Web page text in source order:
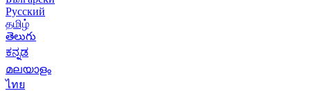
Русский
தமிழ்
తెలుగు
ಕನ್ನಡ
മലയാളം
ไทย